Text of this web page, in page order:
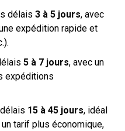
délais 3 à 5 jours, avec
expédition rapide et
5 à 7 jours, avec un
expéditions
15 à 45 jours, idéal
tarif plus économique,